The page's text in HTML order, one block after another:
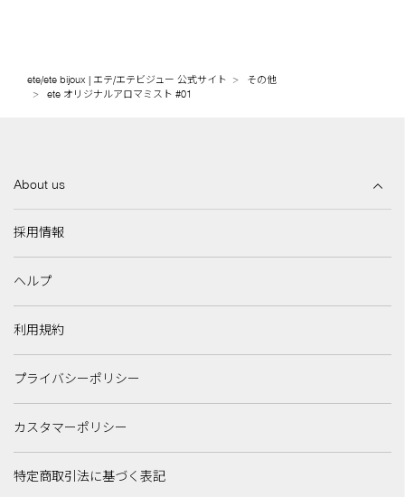
ete/ete bijoux | エテ/エテビジュー 公式サイト
その他
ete オリジナルアロマミスト #01
About us
採用情報
ヘルプ
利用規約
プライバシーポリシー
カスタマーポリシー
特定商取引法に基づく表記